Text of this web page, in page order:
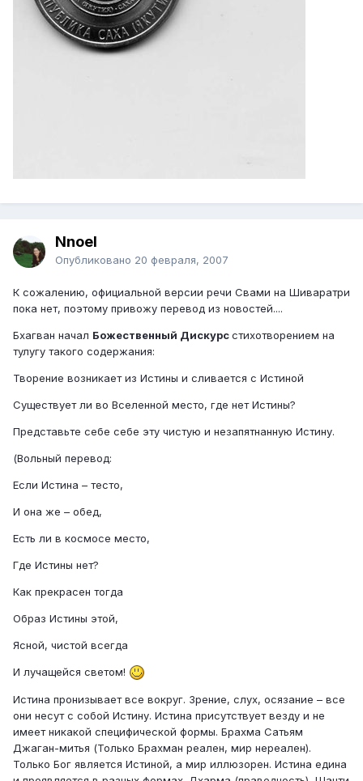
Nnoel
Опубликовано 20 февраля, 2007
К сожалению, официальной версии речи Свами на Шиваратри
пока нет, поэтому привожу перевод из новостей....
Бхагван начал Божественный Дискурсстихотворением на
тулугу такого содержания:
Творение возникает из Истины и сливается с Истиной
Существует ли во Вселенной место, где нет Истины?
Представьте себе себе эту чистую и незапятнанную Истину.
(Вольный перевод:
Если Истина – тесто,
И она же – обед,
Есть ли в космосе место,
Где Истины нет?
Как прекрасен тогда
Образ Истины этой,
Ясной, чистой всегда
И лучащейся светом!
Истина пронизывает все вокруг. Зрение, слух, осязание – все
они несут с собой Истину. Истина присутствует везду и не
имеет никакой специфической формы. Брахма Сатьям
Джаган-митья (Только Брахман реален, мир нереален).
Только Бог является Истиной, а мир иллюзорен. Истина едина